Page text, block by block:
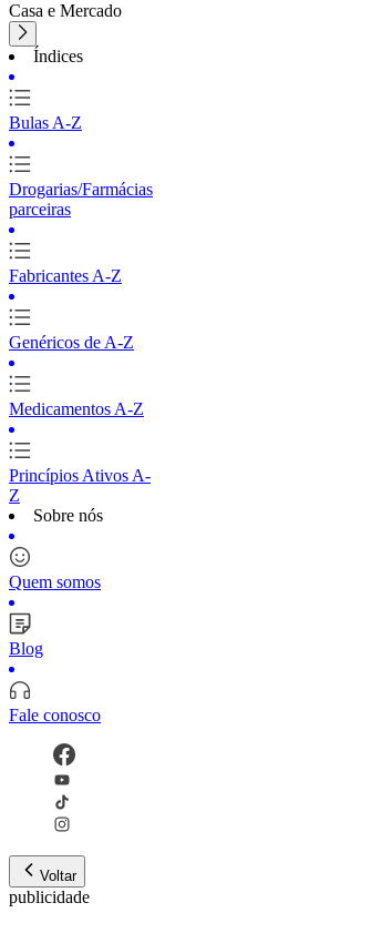
Casa e Mercado
Índices
Bulas A-Z
Drogarias/Farmácias
parceiras
Fabricantes A-Z
Genéricos de A-Z
Medicamentos A-Z
Princípios Ativos A-
Z
Sobre nós
Quem somos
Blog
Fale conosco
Voltar
publicidade